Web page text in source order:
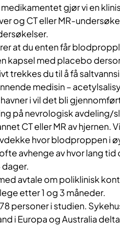
gjør vi en
og CT eller MR-
at du enten får
kapsel med placebo
trekkes du til å få
medisin –
i vil det bli
på nevrologisk avdeling/
CT eller MR av hjernen.
hvor blodproppen i
avhenge av hvor lang tid
dager.
avtale om poliklinisk
etter 1 og 3 måneder.
personer i studien.
i Europa og Australia